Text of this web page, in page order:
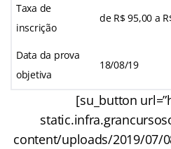
Taxa de
inscrição
de R$ 95,00 a
Data da prova
objetiva
18/08/19
[su_button
content/uploads/2019/07/